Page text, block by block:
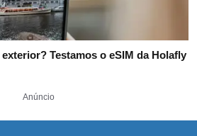
Testamos o eSIM da Holafly
Anúncio